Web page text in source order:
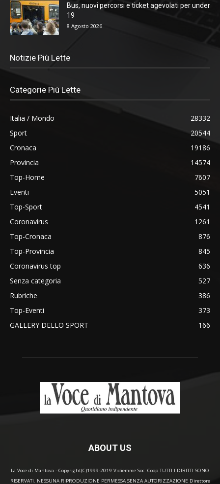
Bus, nuovi percorsi e ticket agevolati per under
19
8 Agosto 2026
Notizie Più Lette
Categorie Più Lette
Italia / Mondo
28332
Sport
20544
Cronaca
19186
Provincia
14574
Top-Home
7607
Eventi
5051
Top-Sport
4541
Coronavirus
1261
Top-Cronaca
876
Top-Provincia
845
Coronavirus top
636
Senza categoria
527
Rubriche
386
Top-Eventi
373
GALLERY DELLO SPORT
166
ABOUT US
La Voce di Mantova - Copyright(C)1999-2019 Vidiemme Soc. Coop TUTTI I DIRITTI SONO
RISERVATI. NESSUNA RIPRODUZIONE PERMESSA SENZA AUTORIZZAZIONE Direttore